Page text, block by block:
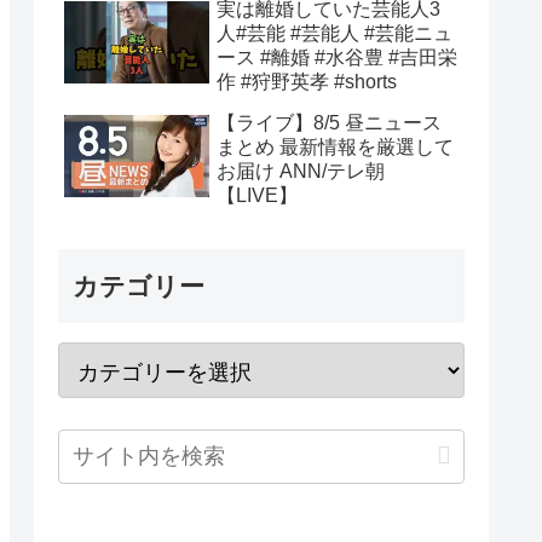
実は離婚していた芸能人3
人#芸能 #芸能人 #芸能ニュ
ース #離婚 #水谷豊 #吉田栄
作 #狩野英孝 #shorts
【ライブ】8/5 昼ニュース
まとめ 最新情報を厳選して
お届け ANN/テレ朝
【LIVE】
カテゴリー